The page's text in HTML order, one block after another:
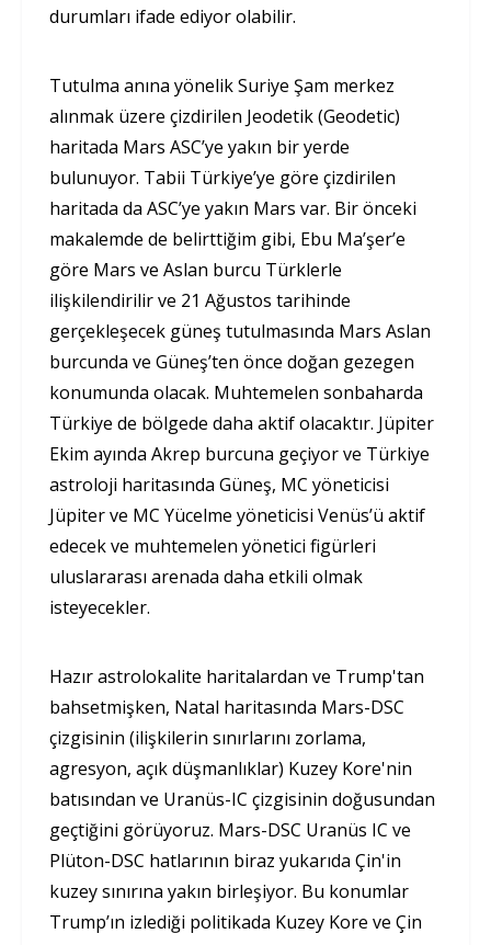
durumları ifade ediyor olabilir.
Tutulma anına yönelik Suriye Şam merkez
alınmak üzere çizdirilen Jeodetik (Geodetic)
haritada Mars ASC’ye yakın bir yerde
bulunuyor. Tabii Türkiye’ye göre çizdirilen
haritada da ASC’ye yakın Mars var. Bir önceki
makalemde de belirttiğim gibi, Ebu Ma’şer’e
göre Mars ve Aslan burcu Türklerle
ilişkilendirilir ve 21 Ağustos tarihinde
gerçekleşecek güneş tutulmasında Mars Aslan
burcunda ve Güneş’ten önce doğan gezegen
konumunda olacak. Muhtemelen sonbaharda
Türkiye de bölgede daha aktif olacaktır. Jüpiter
Ekim ayında Akrep burcuna geçiyor ve Türkiye
astroloji haritasında Güneş, MC yöneticisi
Jüpiter ve MC Yücelme yöneticisi Venüs’ü aktif
edecek ve muhtemelen yönetici figürleri
uluslararası arenada daha etkili olmak
isteyecekler.
Hazır astrolokalite haritalardan ve Trump'tan
bahsetmişken, Natal haritasında Mars-DSC
çizgisinin (ilişkilerin sınırlarını zorlama,
agresyon, açık düşmanlıklar) Kuzey Kore'nin
batısından ve Uranüs-IC çizgisinin doğusundan
geçtiğini görüyoruz. Mars-DSC Uranüs IC ve
Plüton-DSC hatlarının biraz yukarıda Çin'in
kuzey sınırına yakın birleşiyor. Bu konumlar
Trump’ın izlediği politikada Kuzey Kore ve Çin